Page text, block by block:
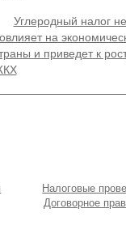
Углеродный налог
на
и приведет к
Налоговые
Договорное